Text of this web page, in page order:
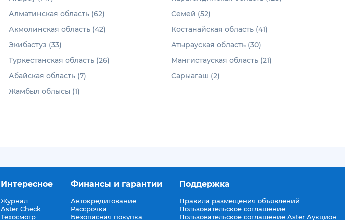
Алматинская область (62)
Семей (52)
Акмолинская область (42)
Костанайская область (41)
Экибастуз (33)
Атырауская область (30)
Туркестанская область (26)
Мангистауская область (21)
Абайская область (7)
Сарыагаш (2)
Жамбыл облысы (1)
Интересное
Журнал
Aster Check
Техосмотр
Финансы и гарантии
Автокредитование
Рассрочка
Безопасная покупка
Поддержка
Правила размещения объявлений
Пользовательское соглашение
Пользовательское соглашение Aster Аукцион